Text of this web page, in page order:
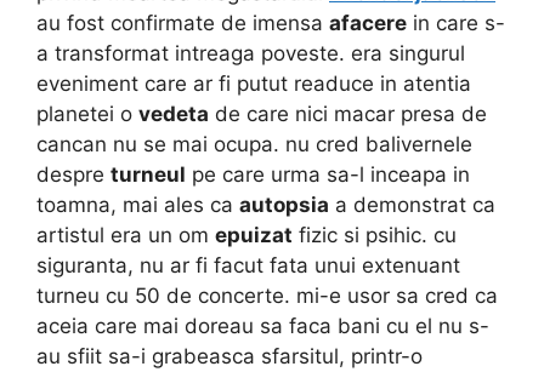
au fost confirmate de imensa afacere in care s-
a transformat intreaga poveste. era singurul
eveniment care ar fi putut readuce in atentia
planetei o vedeta de care nici macar presa de
cancan nu se mai ocupa. nu cred balivernele
despre turneul pe care urma sa-l inceapa in
toamna, mai ales ca autopsia a demonstrat ca
artistul era un om epuizat fizic si psihic. cu
siguranta, nu ar fi facut fata unui extenuant
turneu cu 50 de concerte. mi-e usor sa cred ca
aceia care mai doreau sa faca bani cu el nu s-
au sfiit sa-i grabeasca sfarsitul, printr-o